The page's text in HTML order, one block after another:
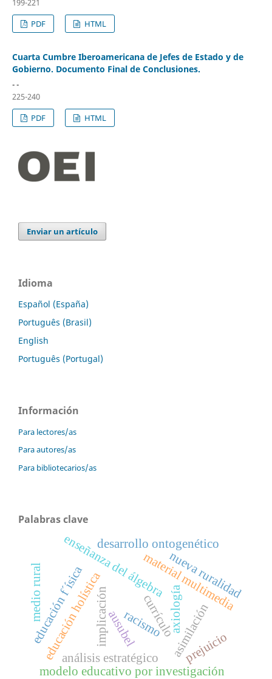
199-221
PDF
HTML
Cuarta Cumbre Iberoamericana de Jefes de Estado y de
Gobierno. Documento Final de Conclusiones.
- -
225-240
PDF
HTML
Enviar un artículo
Idioma
Español (España)
Português (Brasil)
English
Português (Portugal)
Información
Para lectores/as
Para autores/as
Para bibliotecarios/as
Palabras clave
currículo
implicación axiología
material multimedia
enseñanza del álgebra
educación holística
análisis estratégico
modelo educativo por investigación
educación f´ísica
desarrollo ontogenético
asimilación
racismo
prejuicio
ausubel
medio rural nueva ruralidad